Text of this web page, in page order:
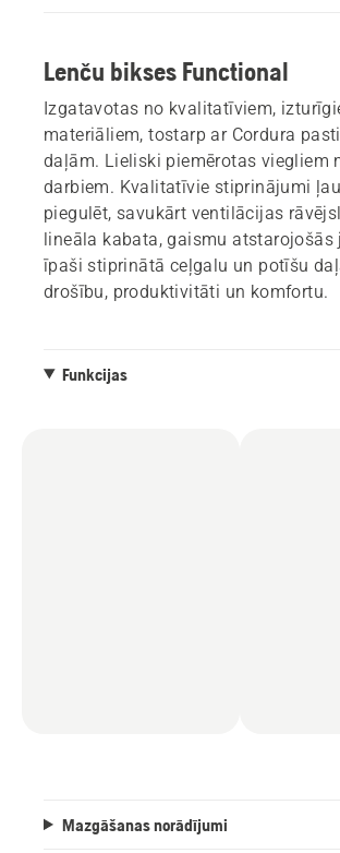
Lenču bikses Functional
Izgatavotas no kvalitatīviem,
materiāliem, tostarp ar Cordura
daļām. Lieliski piemērotas viegliem
darbiem. Kvalitatīvie stiprinājumi
piegulēt, savukārt ventilācijas
lineāla kabata, gaismu atstarojošās
īpaši stiprinātā ceļgalu un potīšu daļa sniedz
drošību, produktivitāti un komfortu.
Funkcijas
Mazgāšanas norādījumi